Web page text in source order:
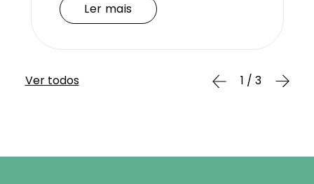
Ler mais
Ver todos 1 / 3